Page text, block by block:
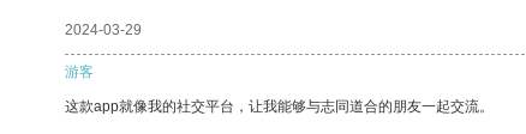
2024-03-29
游客
这款app就像我的社交平台，让我能够与志同道合的朋友一起交流。